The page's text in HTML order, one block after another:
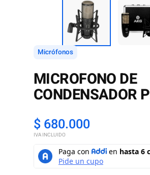
Micrófonos
MICROFONO DE
CONDENSADOR
$680.000
IVA INCLUIDO